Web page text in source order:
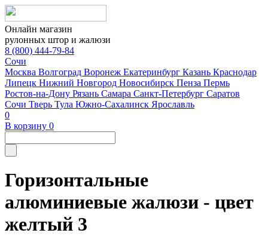
Онлайн магазин
рулонных штор и жалюзи
8 (800) 444-79-84
Сочи
Москва Волгоград Воронеж Екатеринбург Казань Краснодар
Липецк Нижний Новгород Новосибирск Пенза Пермь
Ростов-на-Дону Рязань Самара Санкт-Петербург Саратов
Сочи Тверь Тула Южно-Сахалинск Ярославль
0
В корзину 0
Горизонтальные
алюминиевые жалюзи - цвет
желтый 3